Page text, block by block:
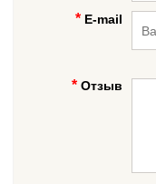
E-mail
Отзыв